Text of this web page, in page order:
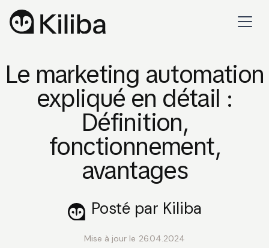
Le marketing automation
expliqué en détail :
Définition,
fonctionnement,
avantages
Posté par Kiliba
Mise à jour le 26.04.2024